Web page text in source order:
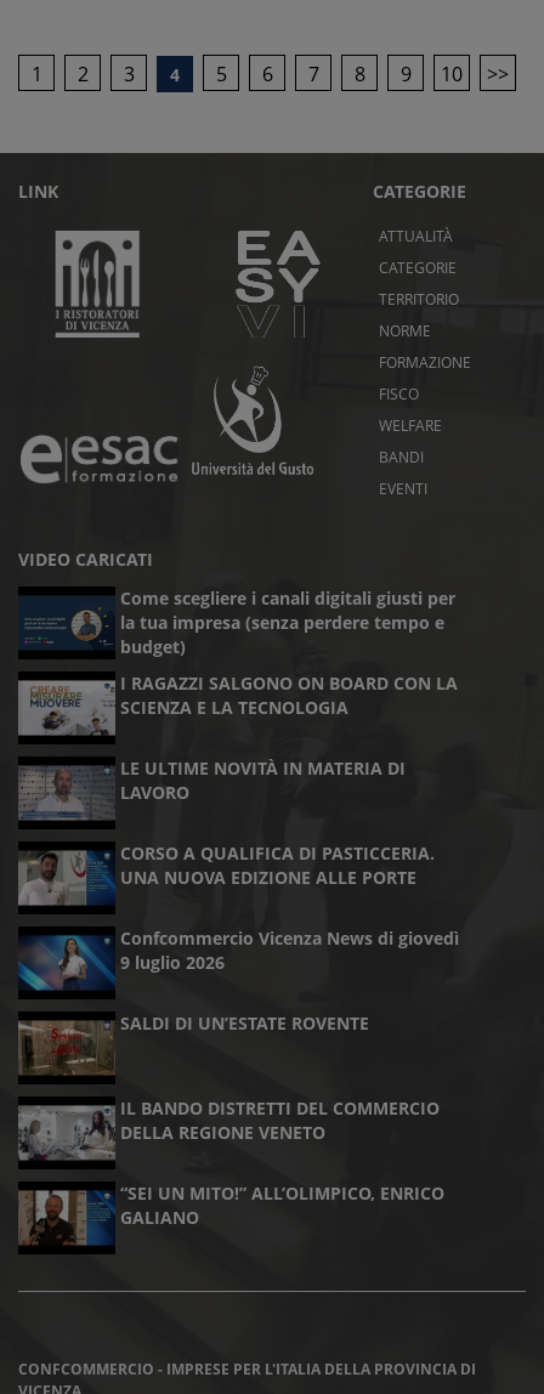
1 2 3 4 5 6 7 8 9 10 >>
LINK CATEGORIE
ATTUALITÀ
CATEGORIE
TERRITORIO
NORME
FORMAZIONE
FISCO
WELFARE
BANDI
EVENTI
VIDEO CARICATI
Come scegliere i canali digitali giusti per
la tua impresa (senza perdere tempo e
budget)
I RAGAZZI SALGONO ON BOARD CON LA
SCIENZA E LA TECNOLOGIA
LE ULTIME NOVITÀ IN MATERIA DI
LAVORO
CORSO A QUALIFICA DI PASTICCERIA.
UNA NUOVA EDIZIONE ALLE PORTE
Confcommercio Vicenza News di giovedì
9 luglio 2026
SALDI DI UN’ESTATE ROVENTE
IL BANDO DISTRETTI DEL COMMERCIO
DELLA REGIONE VENETO
“SEI UN MITO!” ALL’OLIMPICO, ENRICO
GALIANO
CONFCOMMERCIO - IMPRESE PER L'ITALIA DELLA PROVINCIA DI